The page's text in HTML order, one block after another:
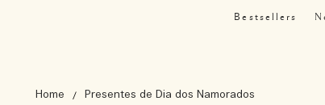
Bestsellers
Home Presentes de Dia dos Namorados